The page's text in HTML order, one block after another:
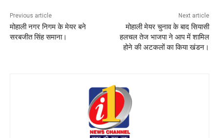
Previous article
मोहाली नगर निगम के मेयर बने
सरबजीत सिंह समाना।
Next article
मोहाली मेयर चुनाव के बाद सियासी
हलचल तेज भाजपा ने आप में शामिल
होने की अटकलों का किया खंडन।